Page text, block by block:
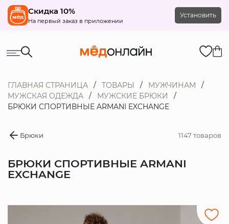
Скидка 10%
На первый заказ в приложении
Установить
ГЛАВНАЯ СТРАНИЦА ТОВАРЫ
МУЖЧИНАМ
МУЖСКАЯ ОДЕЖДА
МУЖСКИЕ БРЮКИ
БРЮКИ СПОРТИВНЫЕ ARMANI EXCHANGE
Брюки 1147 товаров
БРЮКИ СПОРТИВНЫЕ ARMANI
EXCHANGE